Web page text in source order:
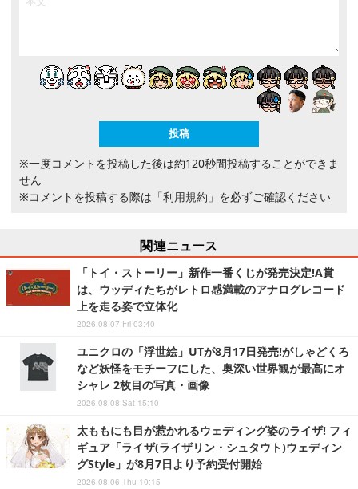
※一度コメントを投稿した後は約120秒間投稿することができま
せん
※コメントを投稿する際は 「利用規約」 を必ずご確認ください
関連ニュース
「トイ・ストーリー」新作一番くじが発売決定!A賞
は、ウッディたちがレトロ感満載のアナログレコード
上を走る姿で立体化
2026.08.07 Fri 03:40
ユニクロの「浮世絵」UTが8月17日発売!がしゃどくろ
など妖怪をモチーフにした、奥深い世界観が最高にオ
シャレ 2枚目の写真・画像
2026.08.08 Sat 15:10
太ももにも目が惹かれるウェディング姿のライザ! フィ
ギュア「ライザ(ライザリン・シュタウト)ウェディン
グStyle」が8月7日より予約受付開始
2026.08.06 Thu 10:15